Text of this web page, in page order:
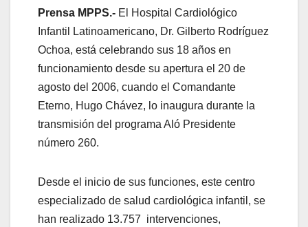
Prensa MPPS.- El Hospital Cardiológico
Infantil Latinoamericano, Dr. Gilberto Rodríguez
Ochoa, está celebrando sus 18 años en
funcionamiento desde su apertura el 20 de
agosto del 2006, cuando el Comandante
Eterno, Hugo Chávez, lo inaugura durante la
transmisión del programa Aló Presidente
número 260.
Desde el inicio de sus funciones, este centro
especializado de salud cardiológica infantil, se
han realizado 13.757 intervenciones,